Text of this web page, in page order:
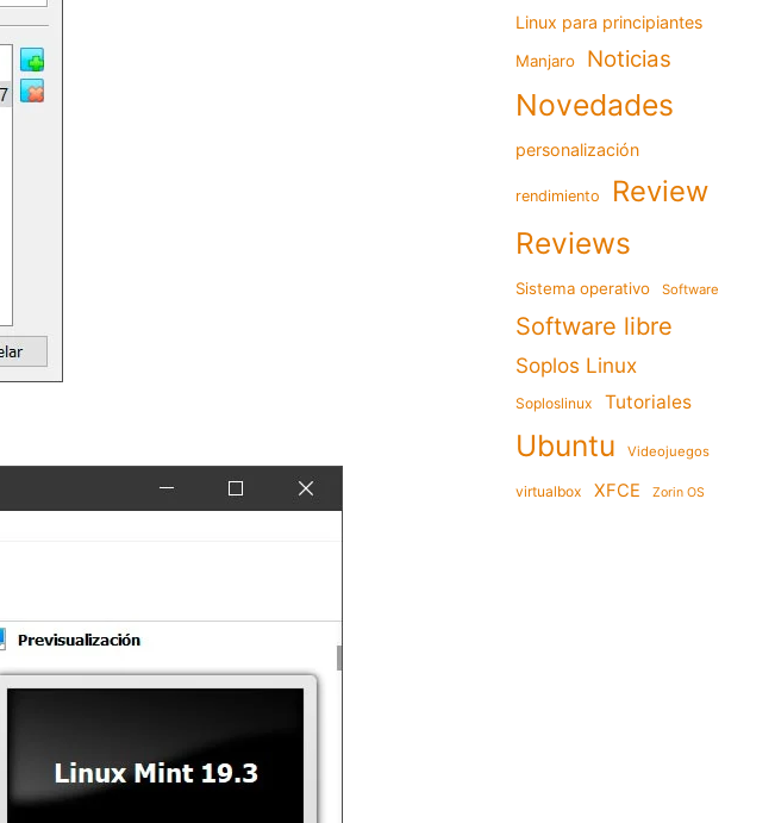
Linux para principiantes
Manjaro Noticias
Novedades
personalización
rendimiento Review
Reviews
Sistema operativo Software
Software libre
Soplos Linux
Soploslinux Tutoriales
Ubuntu Videojuegos
virtualbox XFCE Zorin OS